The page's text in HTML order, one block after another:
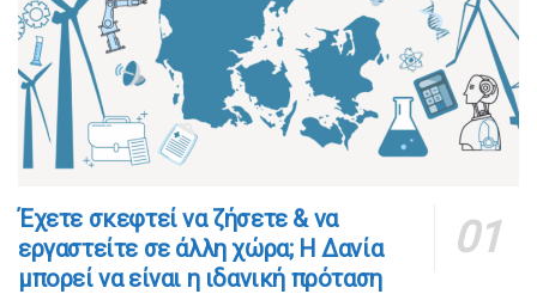
​​Έχετε σκεφτεί να ζήσετε & να
εργαστείτε σε άλλη χώρα; Η Δανία
μπορεί να είναι η ιδανική πρόταση